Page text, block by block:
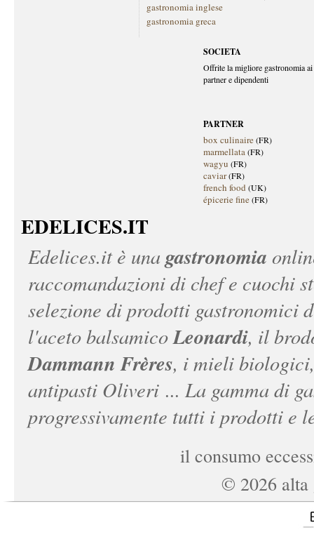
gastronomia inglese
gastronomia greca
SOCIETA
Offrite la migliore gastronomia
partner e dipendenti
PARTNER
box culinaire(FR)
marmellata(FR)
wagyu (FR)
caviar(FR)
french food (UK)
épicerie fine(FR)
EDELICES.IT
Edelices.itè una gastronomia
raccomandazioni di chef e cuochi
selezione di prodotti gastronomici
l'aceto balsamicoLeonardi, il
Dammann Frères, i mieli
antipasti Oliveri ... La gamma di
progressivamente tutti i prodotti e
il consumo
© 2026